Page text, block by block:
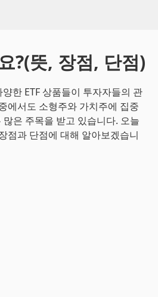
?(뜻, 장점, 단점)
한 ETF 상품들이 투자자들의 관
에서도 소형주와 가치주에 집중
많은 주목을 받고 있습니다. 오늘
점과 단점에 대해 알아보겠습니